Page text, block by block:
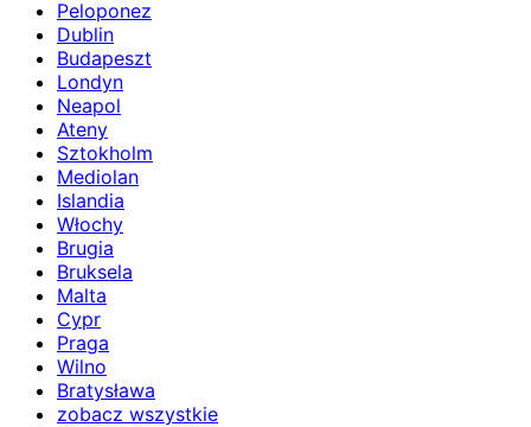
Peloponez
Dublin
Budapeszt
Londyn
Neapol
Ateny
Sztokholm
Mediolan
Islandia
Włochy
Brugia
Bruksela
Malta
Cypr
Praga
Wilno
Bratysława
zobacz wszystkie